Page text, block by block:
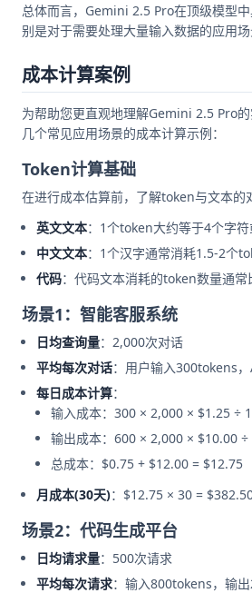
总体而言，Gemini 2.5 Pro在顶级模型
别是对于需要处理大量输入数据的应用场
成本计算案例
为帮助您更直观地理解Gemini 2.5 Pro
几个常见应用场景的成本计算示例：
Token计算基础
在进行成本估算前，了解token与文本的
英文文本：1个token大约等于4个字
中文文本：1个汉字通常消耗1.5-2个
代码：代码文本消耗的token数量通常
场景1：智能客服系统
日均查询量：2,000次对话
平均每次对话：用户输入300tokens
每日成本计算：
输入成本：300 × 2,000 × $1.25 ÷
输出成本：600 × 2,000 × $10.00
总成本：$0.75 + $12.00 = $12.75
月成本(30天)：$12.75 × 30 =
场景2：代码生成平台
日均请求量：500次请求
平均每次请求：输入800tokens，输